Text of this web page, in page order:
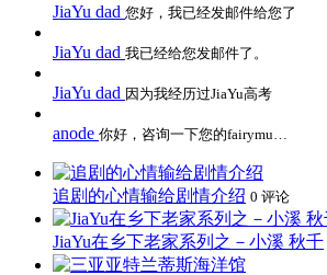
JiaYu dad 您好，我已经发邮件给您了
JiaYu dad 我已经给您发邮件了。
JiaYu dad 因为我经历过JiaYu高考
anode 你好，咨询一下您的fairymu…
追剧的心情输给剧情介绍 0 评论
JiaYu在乡下老家系列之－小溪 秋千